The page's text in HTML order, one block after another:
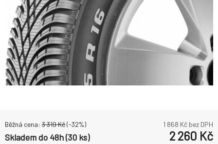
Běžná cena: 3 319Kč(-32%) 1 868 Kč bez DPH
Skladem do 48h (30 ks) 2 260 Kč